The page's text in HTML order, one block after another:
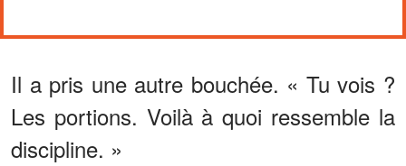
Il a pris une autre bouchée. « Tu vois ?
Les portions. Voilà à quoi ressemble la
discipline. »